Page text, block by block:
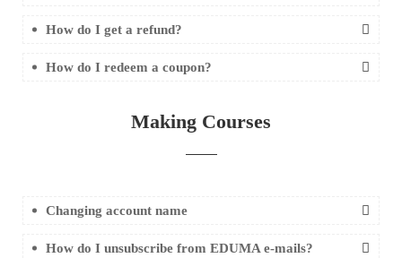
How do I get a refund?
How do I redeem a coupon?
Making Courses
Changing account name
How do I unsubscribe from EDUMA e-mails?